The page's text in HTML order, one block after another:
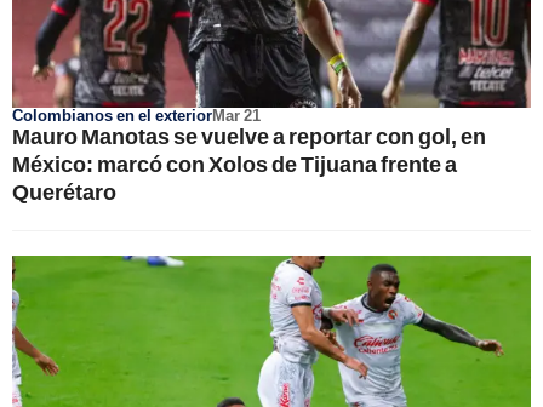
Colombianos en el exteriorMar 21
Mauro Manotas se vuelve a reportar con gol, en
México: marcó con Xolos de Tijuana frente a
Querétaro